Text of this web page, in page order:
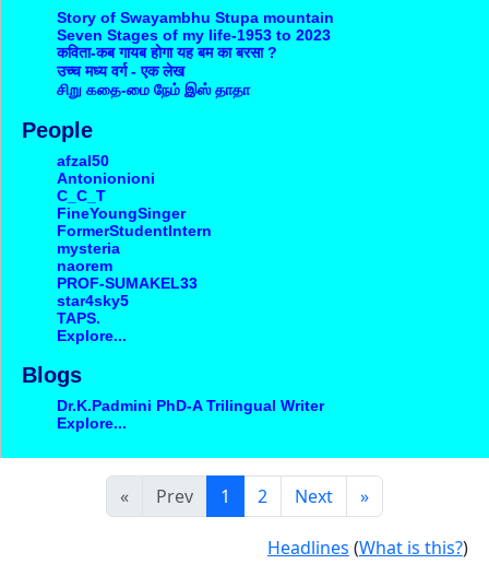
Story of Swayambhu Stupa mountain
Seven Stages of my life-1953 to 2023
कविता-कब गायब होगा यह बम का बरसा ?
उच्च मध्य वर्ग - एक लेख
சிறு கதை-மை நேம் இஸ் தாதா
People
afzal50
Antonionioni
C_C_T
FineYoungSinger
FormerStudentIntern
mysteria
naorem
PROF-SUMAKEL33
star4sky5
TAPS.
Explore...
Blogs
Dr.K.Padmini PhD-A Trilingual Writer
Explore...
« Prev 1 2 Next »
Headlines (What is this?)